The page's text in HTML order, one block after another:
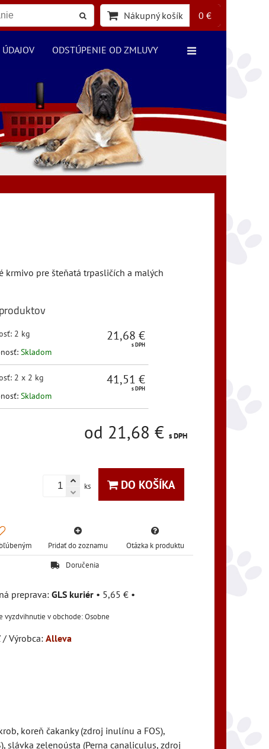
Nákupný košík 0 €
ODSTÚPENIE OD ZMLUVY
krmivo pre šteňatá trpasličích a malých
: 2 kg
Skladom
21,68 €
s DPH
: 2 x 2 kg
Skladom
41,51 €
s DPH
od 21,68 € s DPH
ks DO KOŠÍKA
Pridať do zoznamu
Otázka k produktu
Doručenia
GLS kuriér • 5,65 € •
Osobne
Výrobca:Alleva
koreň čakanky (zdroj inulínu a FOS),
slávka zelenoústa (Perna canaliculus, zdroj